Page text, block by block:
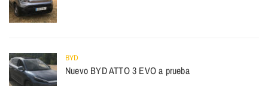
BYD
Nuevo BYD ATTO 3 EVO a prueba